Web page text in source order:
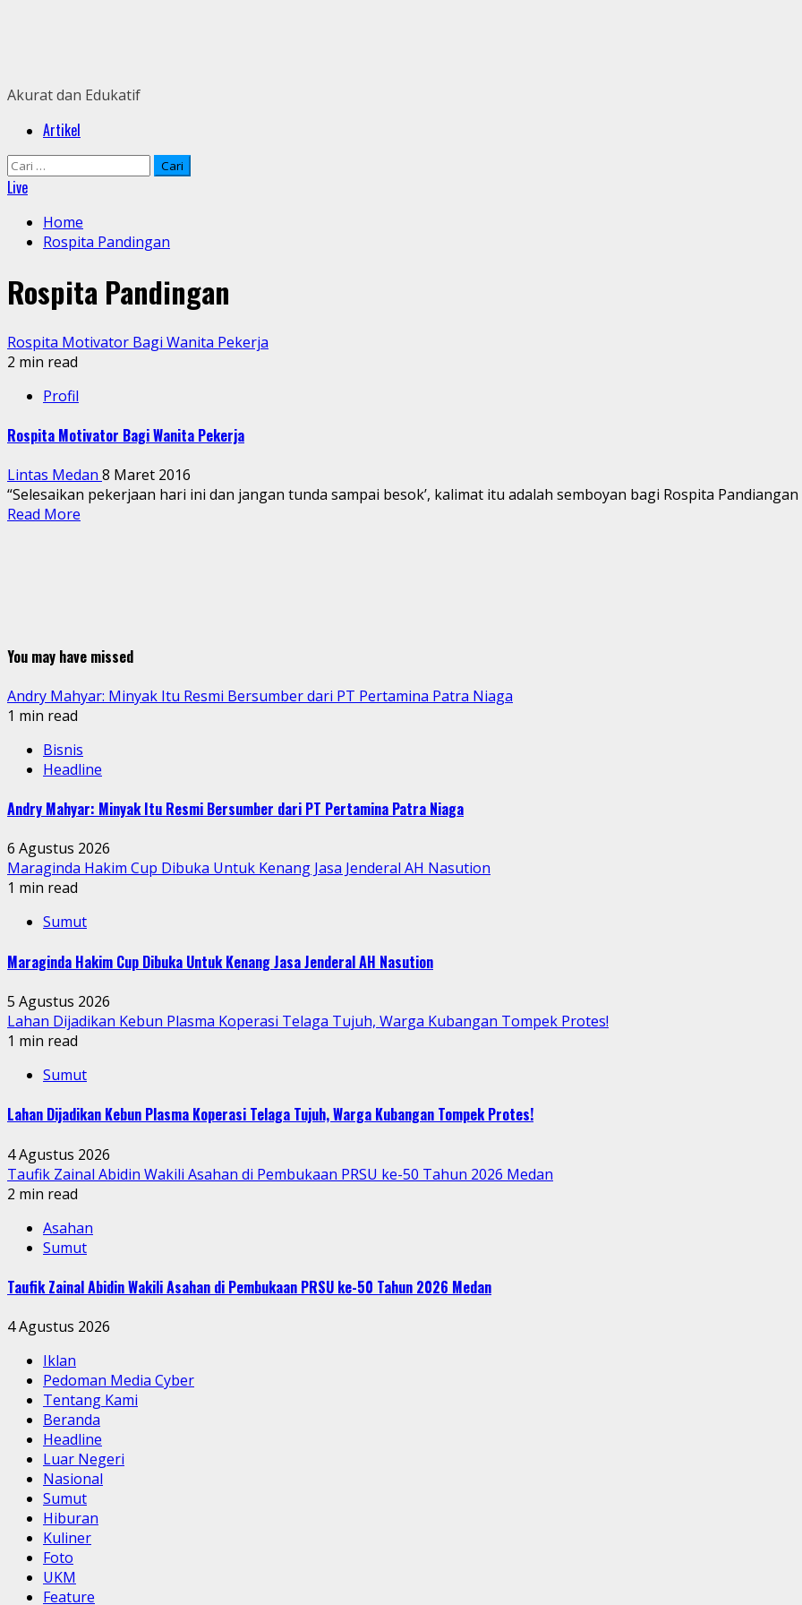
Akurat dan Edukatif
PrimaryArtikel
Cari
untuk:
Live
Home
Rospita Pandingan
Rospita Pandingan
Rospita Motivator Bagi Wanita Pekerja
2 min read
Profil
Rospita Motivator Bagi Wanita Pekerja
Lintas Medan 8 Maret 2016
“Selesaikan pekerjaan hari ini dan jangan tunda sampai besok’, kalimat itu adalah semboyan bagi Rospita Pandiangan
Read More
You may have missed
Andry Mahyar: Minyak Itu Resmi Bersumber dari PT Pertamina Patra Niaga
1 min read
Bisnis
Headline
Andry Mahyar: Minyak Itu Resmi Bersumber dari PT Pertamina Patra Niaga
6 Agustus 2026
Maraginda Hakim Cup Dibuka Untuk Kenang Jasa Jenderal AH Nasution
1 min read
Sumut
Maraginda Hakim Cup Dibuka Untuk Kenang Jasa Jenderal AH Nasution
5 Agustus 2026
Lahan Dijadikan Kebun Plasma Koperasi Telaga Tujuh, Warga Kubangan Tompek Protes!
1 min read
Sumut
Lahan Dijadikan Kebun Plasma Koperasi Telaga Tujuh, Warga Kubangan Tompek Protes!
4 Agustus 2026
Taufik Zainal Abidin Wakili Asahan di Pembukaan PRSU ke-50 Tahun 2026 Medan
2 min read
Asahan
Sumut
Taufik Zainal Abidin Wakili Asahan di Pembukaan PRSU ke-50 Tahun 2026 Medan
4 Agustus 2026
Iklan
Pedoman Media Cyber
Tentang Kami
Beranda
Headline
Luar Negeri
Nasional
Sumut
Hiburan
Kuliner
Foto
UKM
Feature